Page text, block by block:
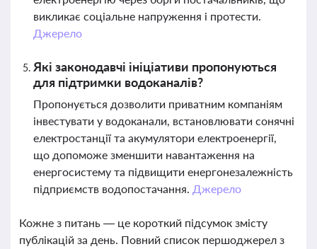
викликає соціальне напруження і протести.
Джерело
Які законодавчі ініціативи пропонуються
для підтримки водоканалів?
Пропонується дозволити приватним компаніям
інвестувати у водоканали, встановлювати сонячні
електростанції та акумулятори електроенергії,
що допоможе зменшити навантаження на
енергосистему та підвищити енергонезалежність
підприємств водопостачання. Джерело
Кожне з питань — це короткий підсумок змісту
публікацій за день. Повний список першоджерел з